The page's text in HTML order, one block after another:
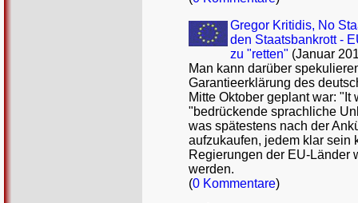
Gregor Kritidis, No
den Staatsbankrott -
zu "retten" (Januar
Man kann darüber
Garantieerklärung des
Mitte Oktober geplant war:
"bedrückende sprachliche
was spätestens nach der
aufzukaufen, jedem klar sein
Regierungen der EU-Länder
werden.
(0 Kommentare)